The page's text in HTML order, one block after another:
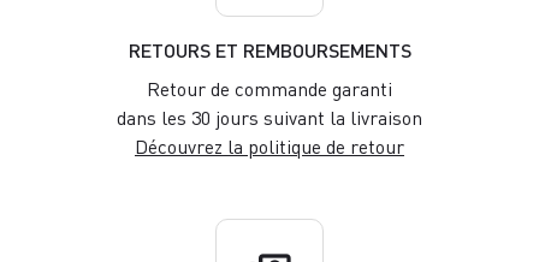
RETOURS ET REMBOURSEMENTS
Retour de commande garanti
dans les 30 jours suivant la livraison
Découvrez la politique de retour